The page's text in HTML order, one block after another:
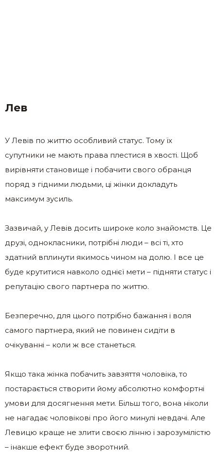
Лев
У Левів по життю особливий статус. Тому їх
супутники не мають права плестися в хвості. Щоб
вирівняти становище і побачити свого обранця
поряд з гідними людьми, ці жінки докладуть
максимум зусиль.
Зазвичай, у Левів досить широке коло знайомств. Це
друзі, однокласники, потрібні люди – всі ті, хто
здатний вплинути якимось чином на долю. І все це
буде крутитися навколо однієї мети – підняти статус і
репутацію свого партнера по життю.
Безперечно, для цього потрібно бажання і воля
самого партнера, який не повинен сидіти в
очікуванні – коли ж все станеться.
Якщо така жінка побачить завзяття чоловіка, то
постарається створити йому абсолютно комфортні
умови для досягнення мети. Більш того, вона ніколи
не нагадає чоловікові про його минулі невдачі. Але
Левицю краще не злити своєю лінню і зарозумілістю
– інакше ефект буде зворотний.